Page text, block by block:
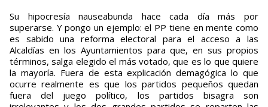
Su hipocresía nauseabunda hace cada día más por
superarse. Y pongo un ejemplo: el PP tiene en mente como
es sabido una reforma electoral para el acceso a las
Alcaldías en los Ayuntamientos para que, en sus propios
términos, salga elegido el más votado, que es lo que quiere
la mayoría. Fuera de esta explicación demagógica lo que
ocurre realmente es que los partidos pequeños quedan
fuera del juego político, los partidos bisagra son